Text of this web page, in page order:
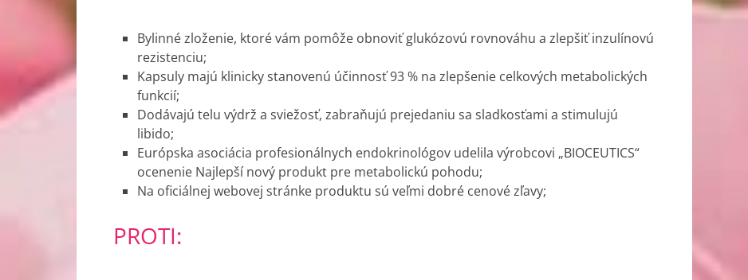
Bylinné zloženie, ktoré vám pomôže obnoviť glukózovú rovnováhu a zlepšiť inzulínovú
rezistenciu;
Kapsuly majú klinicky stanovenú účinnosť 93 % na zlepšenie celkových metabolických
funkcií;
Dodávajú telu výdrž a sviežosť, zabraňujú prejedaniu sa sladkosťami a stimulujú
libido;
Európska asociácia profesionálnych endokrinológov udelila výrobcovi „BIOCEUTICS“
ocenenie Najlepší nový produkt pre metabolickú pohodu;
Na oficiálnej webovej stránke produktu sú veľmi dobré cenové zľavy;
PROTI: